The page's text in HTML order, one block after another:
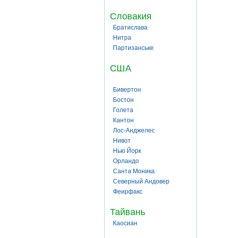
Словакия
Братислава
Нитра
Партизанське
США
Бивертон
Бостон
Голета
Кантон
Лос-Анджелес
Нивот
Нью Йорк
Орландо
Санта Моника
Северный Андовер
Феирфакс
Тайвань
Каосиан